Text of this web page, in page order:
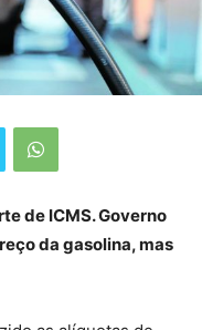
de ICMS. Governo
da gasolina, mas